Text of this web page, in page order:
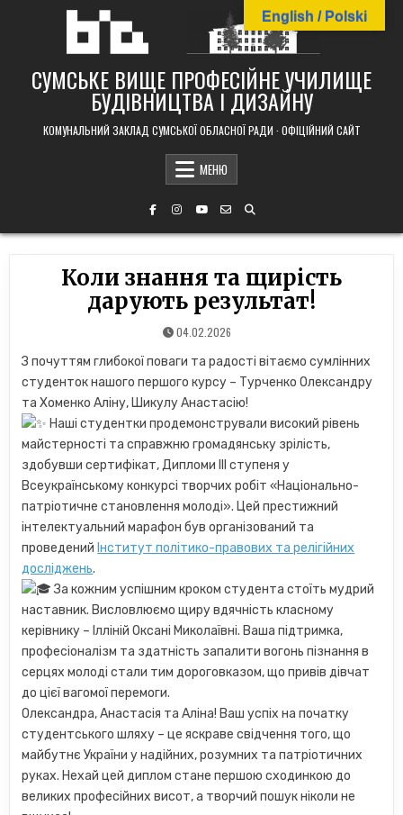
СУМСЬКЕ ВИЩЕ ПРОФЕСІЙНЕ УЧИЛИЩЕ
БУДІВНИЦТВА І ДИЗАЙНУ
КОМУНАЛЬНИЙ ЗАКЛАД СУМСЬКОЇ ОБЛАСНОЇ РАДИ · ОФІЦІЙНИЙ САЙТ
МЕНЮ
Коли знання та щирість
дарують результат!
04.02.2026
З почуттям глибокої поваги та радості вітаємо сумлінних
студенток нашого першого курсу – Турченко Олександру
та Хоменко Аліну, Шикулу Анастасію!
Наші студентки продемонстрували високий рівень
майстерності та справжню громадянську зрілість,
здобувши сертифікат, Дипломи ІІІ ступеня у
Всеукраїнському конкурсі творчих робіт «Національно-
патріотичне становлення молоді». Цей престижний
інтелектуальний марафон був організований та
проведений Інститут політико-правових та релігійних
досліджень.
За кожним успішним кроком студента стоїть мудрий
наставник. Висловлюємо щиру вдячність класному
керівнику – Ілліній Оксані Миколаївні. Ваша підтримка,
професіоналізм та здатність запалити вогонь пізнання в
серцях молоді стали тим дороговказом, що привів дівчат
до цієї вагомої перемоги.
Олександра, Анастасія та Аліна! Ваш успіх на початку
студентського шляху – це яскраве свідчення того, що
майбутнє України у надійних, розумних та патріотичних
руках. Нехай цей диплом стане першою сходинкою до
великих професійних висот, а творчий пошук ніколи не
English / Polski